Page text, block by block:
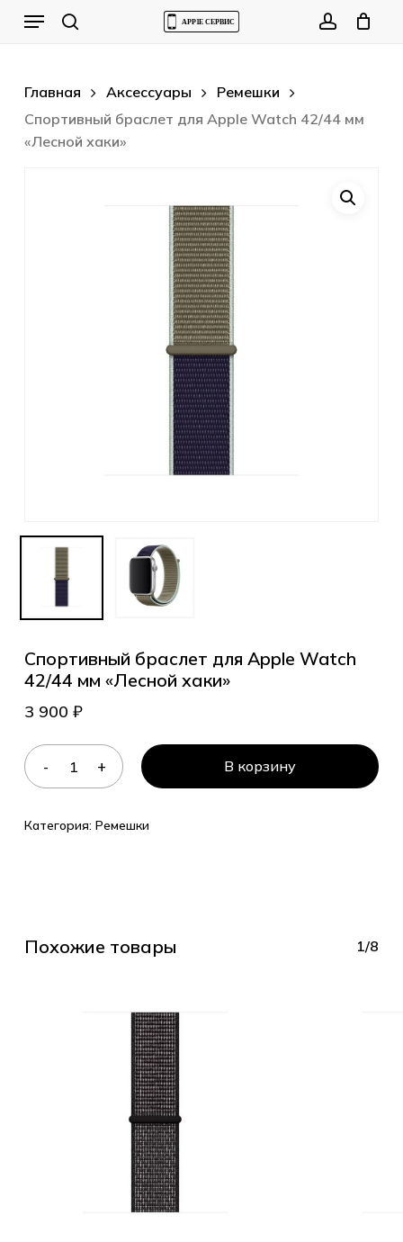
Menu
Главная Аксессуары
Ремешки
Спортивный браслет для Apple Watch 42/44 мм
«Лесной хаки»
Спортивный браслет для Apple Watch
42/44 мм «Лесной хаки»
3 900 ₽
В корзину
Категория: Ремешки
Похожие товары 1/8